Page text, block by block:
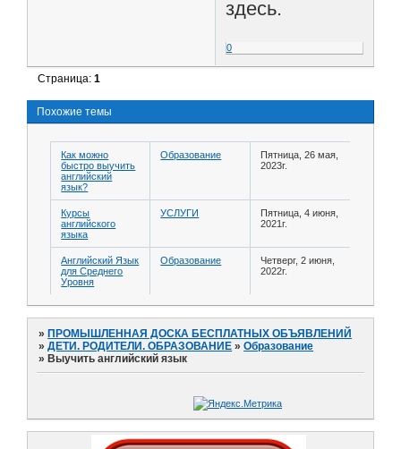
здесь.
0
Страница:1
Похожие темы
Как можно
быстро выучить
английский
язык?
Образование
Пятница, 26 мая,
2023г.
Курсы
английского
языка
УСЛУГИ
Пятница, 4 июня,
2021г.
Английский Язык
для Среднего
Уровня
Образование
Четверг, 2 июня,
2022г.
»ПРОМЫШЛЕННАЯ ДОСКА БЕСПЛАТНЫХ ОБЪЯВЛЕНИЙ
»ДЕТИ. РОДИТЕЛИ. ОБРАЗОВАНИЕ »Образование
»Выучить английский язык